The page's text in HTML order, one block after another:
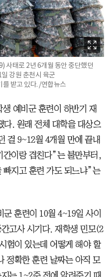
사태로 2년 6개월 동안 중단했던
강원 춘천시 육군
받고 있다. /연합뉴스
예비군 훈련이 하반기 재
다. 원래 전체 대학을 대상으
걸 9~12월 4개월 만에 끝내
간이랑 겹친다”는 불만부터,
지고 훈련 가도 되느냐”는
훈련이 10월 4~19일 사이
고사 시기다. 재학생 민모(2
험이 있는데 어떻게 해야 할
정확한 훈련 날짜는 아직 모